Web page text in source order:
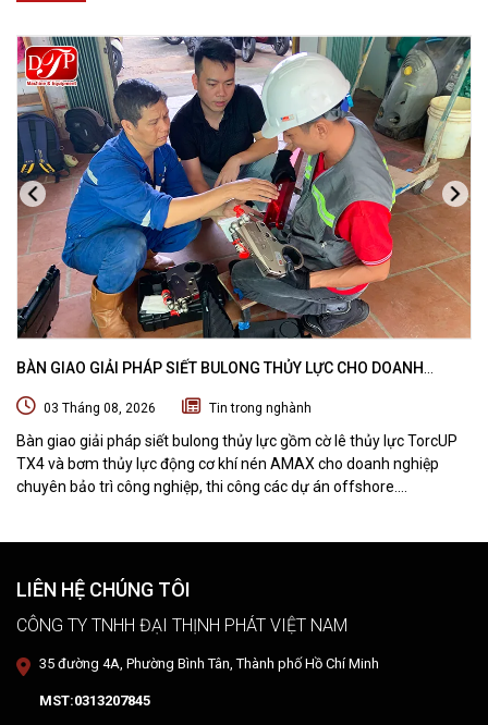
BÀN GIAO GIẢI PHÁP SIẾT BULONG THỦY LỰC CHO DOANH
NGHIỆP CHUYÊN BẢO TRÌ VÀ THI CÔNG CÁC DỰ ÁN OFFSHORE
03 Tháng 08, 2026 Tin trong nghành
Bàn giao giải pháp siết bulong thủy lực gồm cờ lê thủy lực TorcUP
TX4 và bơm thủy lực động cơ khí nén AMAX cho doanh nghiệp
chuyên bảo trì công nghiệp, thi công các dự án offshore.
LIÊN HỆ CHÚNG TÔI
CÔNG TY TNHH ĐẠI THỊNH PHÁT VIỆT NAM
35 đường 4A, Phường Bình Tân, Thành phố Hồ Chí Minh
MST:0313207845